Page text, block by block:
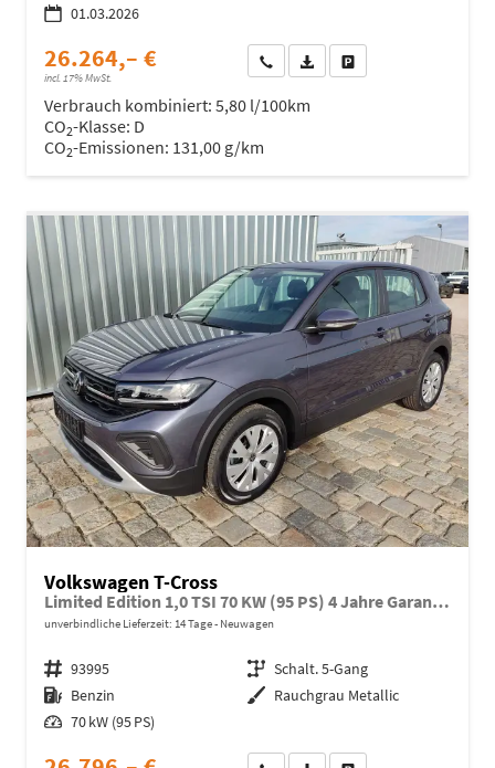
01.03.2026
26.264,– €
incl. 17% MwSt.
Wir rufen Sie anFahrzeugexposé (PDF)
Verbrauch kombiniert: 5,80 l/100km
CO2-Klasse: D
CO2-Emissionen: 131,00 g/km
Volkswagen T-Cross
Limited Edition 1,0 TSI 70 KW (95 PS) 4 Jahre Garantie-2x PDC-App Connect-Sofort
unverbindliche Lieferzeit: 14 Tage Neuwagen
Fahrzeugnr. 93995 Getriebe Schalt. 5-Gang
Kraftstoff Benzin Außenfarbe Rauchgrau Metallic
Leistung 70 kW (95 PS)